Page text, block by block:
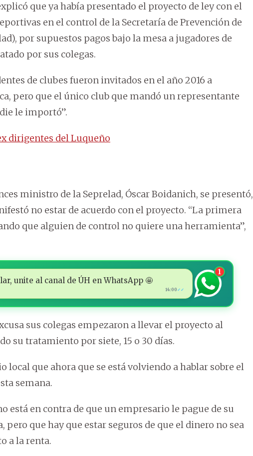
que ya había presentado el proyecto de ley con el
en el control de la Secretaría de Prevención de
por supuestos pagos bajo la mesa a jugadores de
por sus colegas.
de clubes fueron invitados en el año 2016 a
pero que el único club que mandó un representante
le importó”.
dirigentes del Luqueño
ministro de la Seprelad, Óscar Boidanich, se presentó,
no estar de acuerdo con el proyecto. “La primera
que alguien de control no quiere una herramienta”,
unite al canal de ÚH en WhatsApp 🤩
14:00 ✓✓
1
sus colegas empezaron a llevar el proyecto al
su tratamiento por siete, 15 o 30 días.
local que ahora que se está volviendo a hablar sobre el
semana.
está en contra de que un empresario le pague de su
que hay que estar seguros de que el dinero no sea
a la renta.